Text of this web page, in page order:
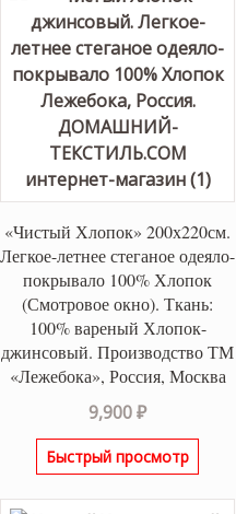
«Чистый Хлопок» 200х220см.
Легкое-летнее стеганое одеяло-
покрывало 100% Хлопок
(Смотровое окно). Ткань:
100% вареный Хлопок-
джинсовый. Производство ТМ
«Лежебока», Россия, Москва
9,900₽
Быстрый просмотр